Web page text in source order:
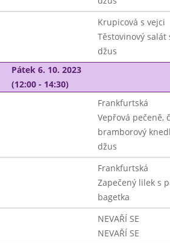
Krupicová s vejci
Těstovinový
džus
Pátek 6. 10. 2023
(12:00 - 14:30)
Frankfurtská
Vepřová pečeně,
bramborový
džus
Frankfurtská
Zapečený lilek s
bagetka
NEVAŘÍ SE
NEVAŘÍ SE